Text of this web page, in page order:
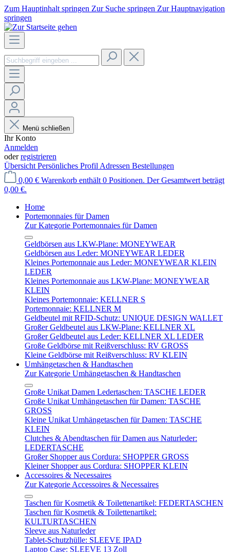
Zum Hauptinhalt springen Zur Suche springen Zur Hauptnavigation
springen
Menü schließen
Ihr Konto
Anmelden
oderregistrieren
Übersicht Persönliches Profil Adressen Bestellungen
0,00 € Warenkorb enthält 0 Positionen. Der Gesamtwert beträgt
0,00 €.
Home
Portemonnaies für Damen
Zur Kategorie Portemonnaies für Damen
Geldbörsen aus LKW-Plane: MONEYWEAR
Geldbörsen aus Leder: MONEYWEAR LEDER
Kleines Portemonnaie aus Leder: MONEYWEAR KLEIN
LEDER
Kleines Portemonnaie aus LKW-Plane: MONEYWEAR
KLEIN
Kleines Portemonnaie: KELLNER S
Portemonnaie: KELLNER M
Geldbeutel mit RFID-Schutz: UNIQUE DESIGN WALLET
Großer Geldbeutel aus LKW-Plane: KELLNER XL
Großer Geldbeutel aus Leder: KELLNER XL LEDER
Große Geldbörse mit Reißverschluss: RV GROSS
Kleine Geldbörse mit Reißverschluss: RV KLEIN
Umhängetaschen & Handtaschen
Zur Kategorie Umhängetaschen & Handtaschen
Große Unikat Damen Ledertaschen: TASCHE LEDER
Große Unikat Umhängetaschen für Damen: TASCHE
GROSS
Kleine Unikat Umhängetaschen für Damen: TASCHE
KLEIN
Clutches & Abendtaschen für Damen aus Naturleder:
LEDERTASCHE
Großer Shopper aus Cordura: SHOPPER GROSS
Kleiner Shopper aus Cordura: SHOPPER KLEIN
Accessoires & Necessaires
Zur Kategorie Accessoires & Necessaires
Taschen für Kosmetik & Toilettenartikel: FEDERTASCHEN
Taschen für Kosmetik & Toilettenartikel:
KULTURTASCHEN
Sleeve aus Naturleder
Tablet-Schutzhülle: SLEEVE IPAD
Laptop Case: SLEEVE 13 Zoll